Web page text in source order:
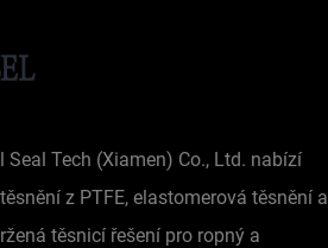
Seal Tech (Xiamen) Co., Ltd. nabízí
z PTFE, elastomerová těsnění a
těsnicí řešení pro ropný a